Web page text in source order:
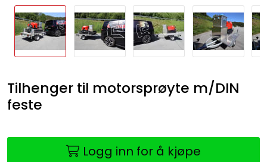
Tilhenger til motorsprøyte m/DIN
feste
Logg inn for å kjøpe